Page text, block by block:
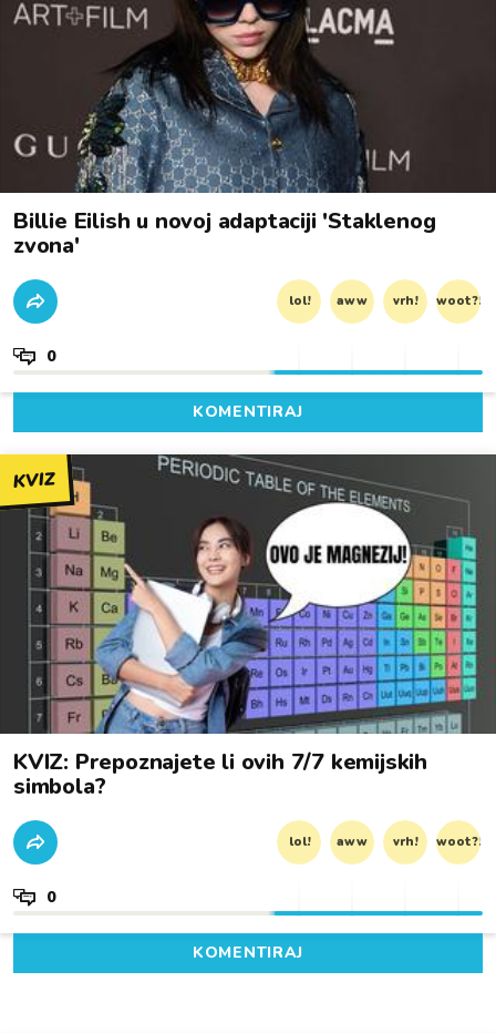
Billie Eilish u novoj adaptaciji 'Staklenog
zvona'
lol! aww vrh! woot?!
0
KOMENTIRAJ
KVIZ
KVIZ: Prepoznajete li ovih 7/7 kemijskih
simbola?
lol! aww vrh! woot?!
0
KOMENTIRAJ